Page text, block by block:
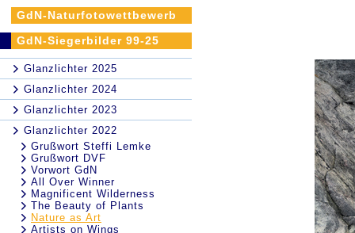
GdN-Naturfotowettbewerb
GdN-Siegerbilder 99-25
Glanzlichter 2025
Glanzlichter 2024
Glanzlichter 2023
Glanzlichter 2022
Grußwort Steffi Lemke
Grußwort DVF
Vorwort GdN
All Over Winner
Magnificent Wilderness
The Beauty of Plants
Nature as Art
Artists on Wings